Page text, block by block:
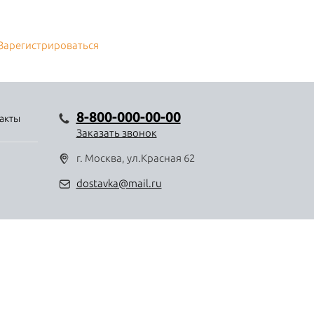
8-800-000-00-00
Заказать звонок
г. Москва, ул.Красная 62
dostavka@mail.ru